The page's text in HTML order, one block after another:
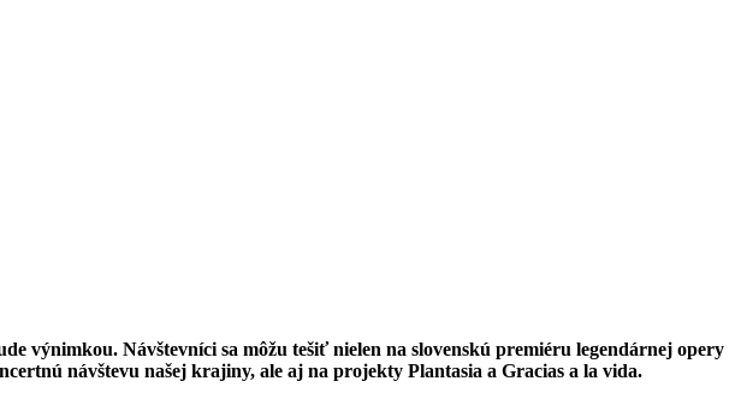
výnimkou. Návštevníci sa môžu tešiť nielen na slovenskú premiéru legendárnej opery
návštevu našej krajiny, ale aj na projekty Plantasia a Gracias a la vida.